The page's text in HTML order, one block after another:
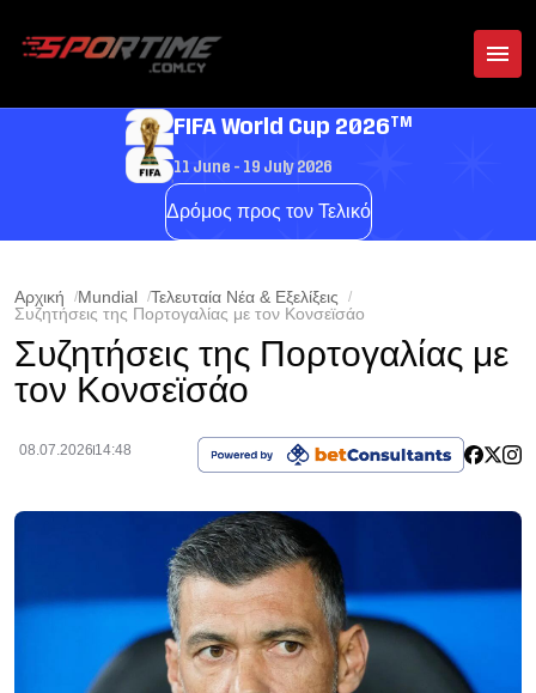
FIFA World Cup 2026TM
11 June - 19 July 2026
Δρόμος προς τον Τελικό
Αρχική Mundial
Τελευταία Νέα & Εξελίξεις
Συζητήσεις της Πορτογαλίας με τον Κονσεϊσάο
Συζητήσεις της Πορτογαλίας με
τον Κονσεϊσάο
08.07.2026 14:48